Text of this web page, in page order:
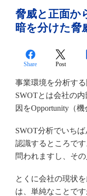
脅威と正面
暗を分けた脅
Share Post
事業環境を分析す
SWOTとは会社の
因をOpportunity（
SWOT分析でいち
認識するところで
問われますし、そ
とくに会社の現状
は、単純なことで